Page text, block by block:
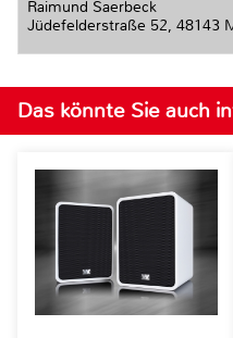
Raimund Saerbeck
Jüdefelderstraße 52, 48143
Das könnte Sie auch